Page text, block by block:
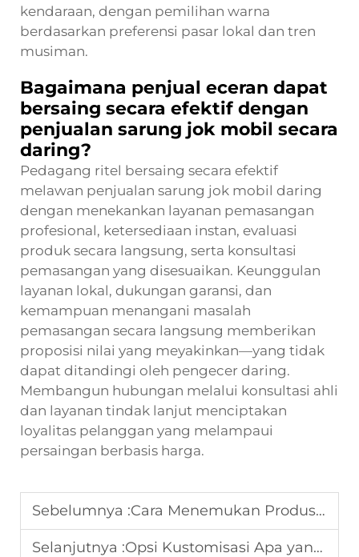
kendaraan, dengan pemilihan warna
berdasarkan preferensi pasar lokal dan tren
musiman.
Bagaimana penjual eceran dapat
bersaing secara efektif dengan
penjualan sarung jok mobil secara
daring?
Pedagang ritel bersaing secara efektif
melawan penjualan sarung jok mobil daring
dengan menekankan layanan pemasangan
profesional, ketersediaan instan, evaluasi
produk secara langsung, serta konsultasi
pemasangan yang disesuaikan. Keunggulan
layanan lokal, dukungan garansi, dan
kemampuan menangani masalah
pemasangan secara langsung memberikan
proposisi nilai yang meyakinkan—yang tidak
dapat ditandingi oleh pengecer daring.
Membangun hubungan melalui konsultasi ahli
dan layanan tindak lanjut menciptakan
loyalitas pelanggan yang melampaui
persaingan berbasis harga.
Sebelumnya :Cara Menemukan Produsen Sarung Jok Mobil yang Andal untuk Bisnis Ekspor
Selanjutnya :Opsi Kustomisasi Apa yang Populer untuk Produksi Sarung Jok Mobil